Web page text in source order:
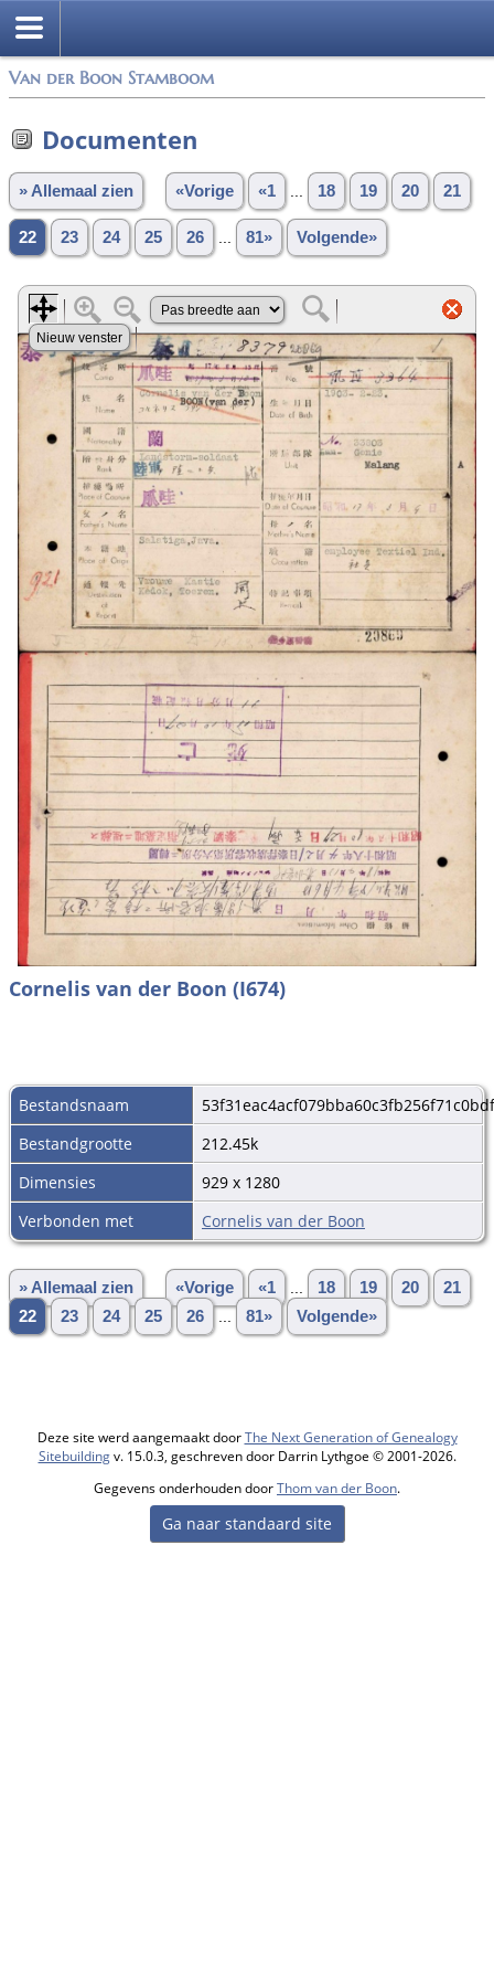
Van der Boon Stamboom
Documenten
» Allemaal zien «Vorige «1 18 19 20 21
22 23 24 25 26 81» Volgende»
Cornelis van der Boon (I674)
Bestandsnaam
Bestandgrootte
212.45k
Dimensies
929 x 1280
Verbonden met
Cornelis van der Boon
» Allemaal zien «Vorige «1 18 19 20
21
22
23 24 25 26 81» Volgende»
Deze site werd aangemaakt doorThe Next Generation of Genealogy
Sitebuildingv. 15.0.3, geschreven door Darrin Lythgoe © 2001-2026.
Gegevens onderhouden doorThom van der Boon.
Ga naar standaard site